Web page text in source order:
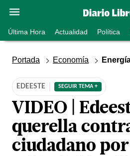
Última Hora Actualidad Política
Portada Economía
EDEESTE SEGUIR TEMA +
VIDEO |
querella
ciudadano